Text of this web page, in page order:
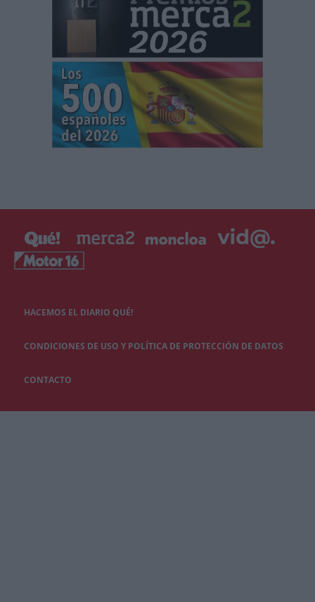
HACEMOS EL DIARIO QUÉ!
CONDICIONES DE USO Y POLÍTICA DE PROTECCIÓN DE DATOS
CONTACTO